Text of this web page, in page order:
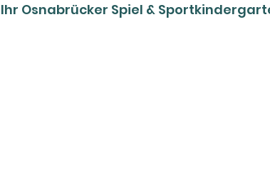
Ihr Osnabrücker Spiel &